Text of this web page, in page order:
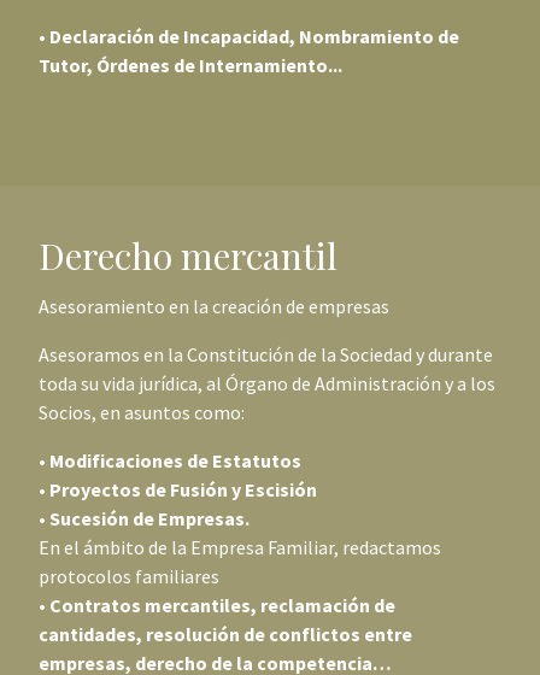
• Declaración de Incapacidad, Nombramiento de
Tutor, Órdenes de Internamiento...
Derecho mercantil
Asesoramiento en la creación de empresas
Asesoramos en la Constitución de la Sociedad y durante
toda su vida jurídica, al Órgano de Administración y a los
Socios, en asuntos como:
• Modificaciones de Estatutos
• Proyectos de Fusión y Escisión
• Sucesión de Empresas.
En el ámbito de la Empresa Familiar, redactamos
protocolos familiares
• Contratos mercantiles, reclamación de
cantidades, resolución de conflictos entre
empresas, derecho de la competencia…